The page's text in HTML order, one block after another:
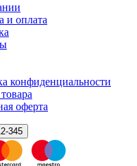
и оплата
конфиденциальности
оферта
345